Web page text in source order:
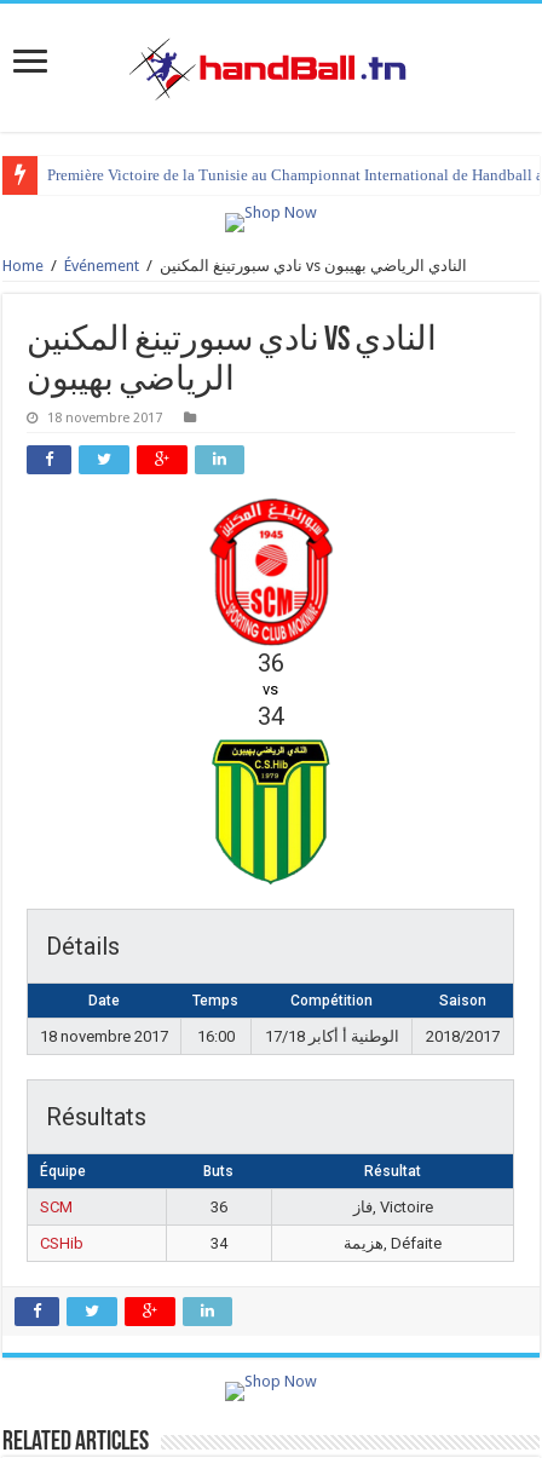
Première Victoire de la Tunisie au Championnat International de Handball
Home / Événement / نادي سبورتينغ المكنين vs النادي الرياضي بهيبون
نادي سبورتينغ المكنين vs النادي
الرياضي بهيبون
18 novembre 2017
36
vs
34
Détails
Date Temps Compétition Saison
18 novembre 2017 16:00 الوطنية أ أكابر 17/18 2018/2017
Résultats
Équipe Buts Résultat
SCM 36
فاز, Victoire
CSHib
34 هزيمة, Défaite
Related Articles